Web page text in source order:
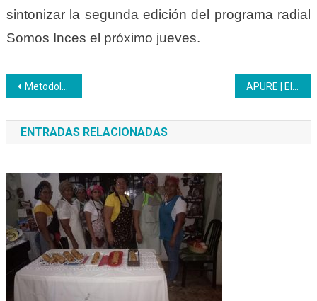
sintonizar la segunda edición del programa radial
Somos Inces el próximo jueves.
Navegación
de
entradas
Metodología de las Unidades Curriculares se sustentan en las normas técnicas del Inces APURE | El PNA inició una formación en la modalidad convenio con el CFS San Fernando
ENTRADAS RELACIONADAS